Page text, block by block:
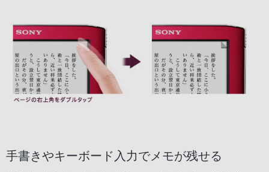
手書きやキーボード入力でメモが残せる